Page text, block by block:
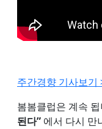
주간경향 기사보기
봄봄클럽은 계속
된다” 에서 다시 만